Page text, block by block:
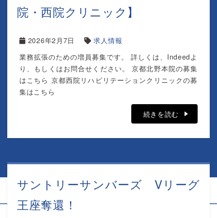
院・西院クリニック】
2026年2月7日
求人情報
業務拡張のための増員募集です。 詳しくは、Indeedよ
り、もしくはお問合せください。 京都北野本院の募集
はこちら 京都西院リハビリテーションクリニックの募
集はこちら
続きを読む
サントリーサンバーズ Vリーグ
王座奪還！